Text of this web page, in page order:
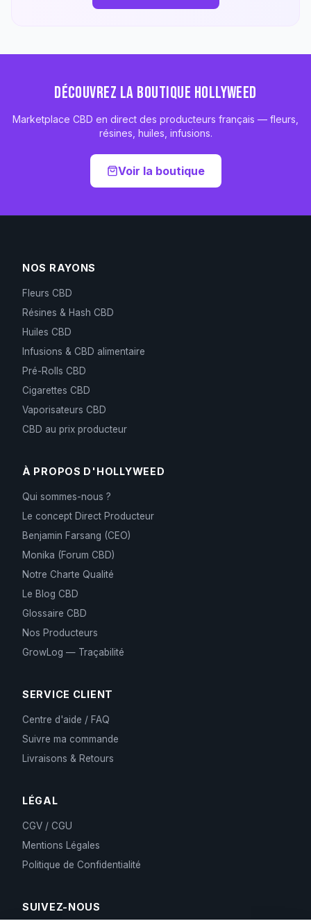
DÉCOUVREZ LA BOUTIQUE HOLLYWEED
Marketplace CBD en direct des producteurs français — fleurs,
résines, huiles, infusions.
Voir la boutique
NOS RAYONS
Fleurs CBD
Résines & Hash CBD
Huiles CBD
Infusions & CBD alimentaire
Pré-Rolls CBD
Cigarettes CBD
Vaporisateurs CBD
CBD au prix producteur
À PROPOS D'HOLLYWEED
Qui sommes-nous ?
Le concept Direct Producteur
Benjamin Farsang (CEO)
Monika (Forum CBD)
Notre Charte Qualité
Le Blog CBD
Glossaire CBD
Nos Producteurs
GrowLog — Traçabilité
SERVICE CLIENT
Centre d'aide / FAQ
Suivre ma commande
Livraisons & Retours
LÉGAL
CGV / CGU
Mentions Légales
Politique de Confidentialité
SUIVEZ-NOUS